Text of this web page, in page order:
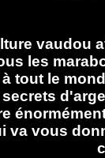
vaudou
les
tout le
va vous